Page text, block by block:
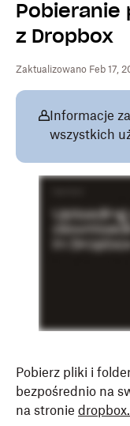
Pobieranie
z Dropbox
Zaktualizowano Feb 17,
Informacje
wszystkich
Pobierz pliki i
bezpośrednio na
na stronie